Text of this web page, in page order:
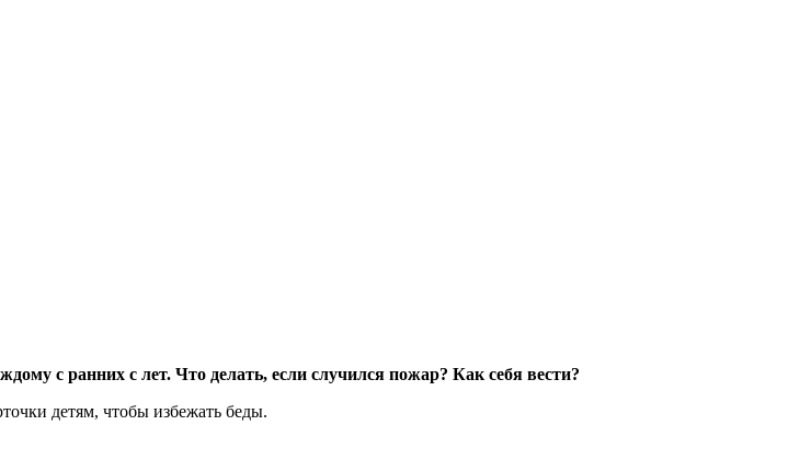
с ранних с лет. Что делать, если случился пожар? Как себя вести?
детям, чтобы избежать беды.